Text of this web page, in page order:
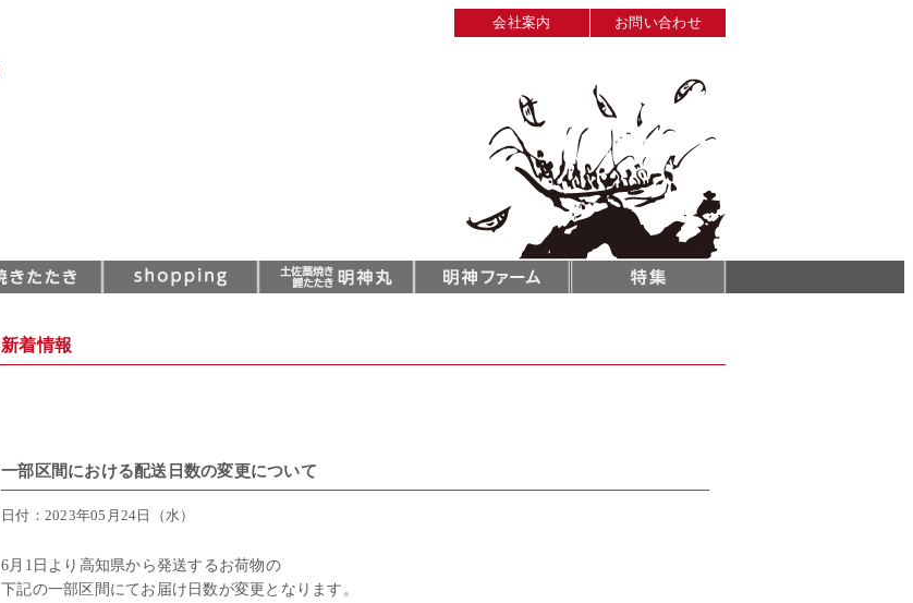
会社案内 お問い合わせ
新着情報
一部区間における配送日数の変更について
日付：2023年05月24日（水）
6月1日より高知県から発送するお荷物の
下記の一部区間にてお届け日数が変更となります。